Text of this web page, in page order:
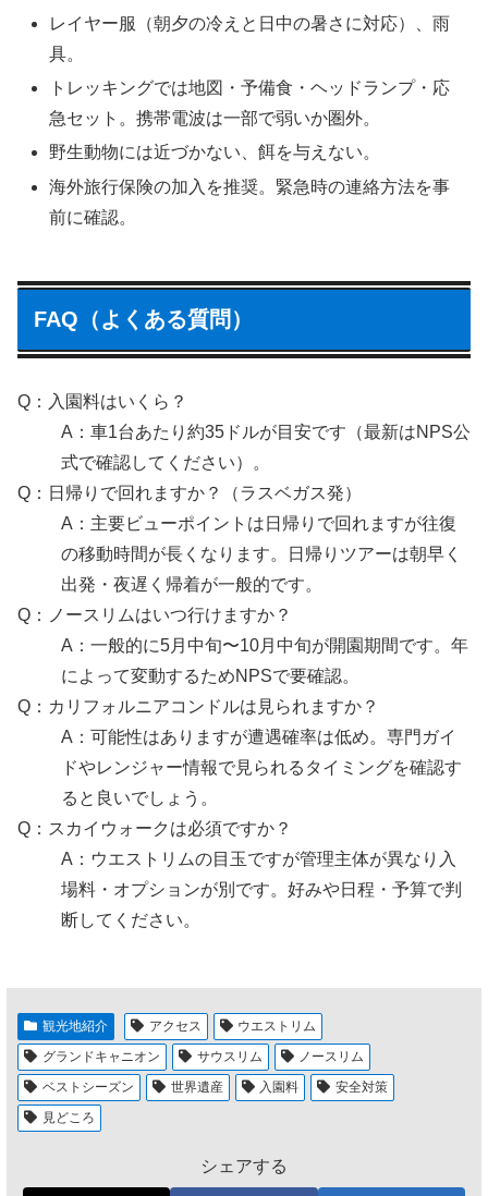
レイヤー服（朝夕の冷えと日中の暑さに対応）、雨
具。
トレッキングでは地図・予備食・ヘッドランプ・応
急セット。携帯電波は一部で弱いか圏外。
野生動物には近づかない、餌を与えない。
海外旅行保険の加入を推奨。緊急時の連絡方法を事
前に確認。
FAQ（よくある質問）
Q：入園料はいくら？
A：車1台あたり約35ドルが目安です（最新はNPS公
式で確認してください）。
Q：日帰りで回れますか？（ラスベガス発）
A：主要ビューポイントは日帰りで回れますが往復
の移動時間が長くなります。日帰りツアーは朝早く
出発・夜遅く帰着が一般的です。
Q：ノースリムはいつ行けますか？
A：一般的に5月中旬〜10月中旬が開園期間です。年
によって変動するためNPSで要確認。
Q：カリフォルニアコンドルは見られますか？
A：可能性はありますが遭遇確率は低め。専門ガイ
ドやレンジャー情報で見られるタイミングを確認す
ると良いでしょう。
Q：スカイウォークは必須ですか？
A：ウエストリムの目玉ですが管理主体が異なり入
場料・オプションが別です。好みや日程・予算で判
断してください。
観光地紹介 アクセス
ウエストリム
グランドキャニオン
サウスリム
ノースリム
ベストシーズン
世界遺産 入園料
安全対策
見どころ
シェアする